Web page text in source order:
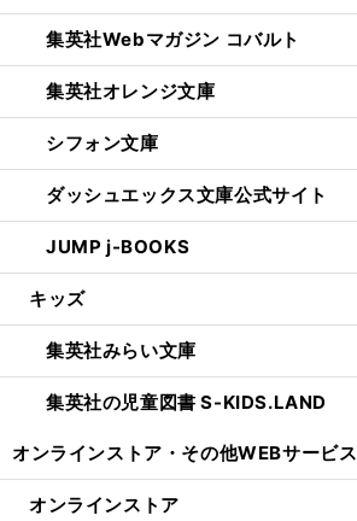
集英社Webマガジン コバルト
集英社オレンジ文庫
シフォン文庫
ダッシュエックス文庫公式サイト
JUMP j-BOOKS
キッズ
集英社みらい文庫
集英社の児童図書 S-KIDS.LAND
オンラインストア・ その他WEBサービス
オンラインストア